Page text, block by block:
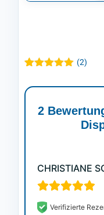
5.00von 5,
basierend
Kundenbewertungen
(2)
2
CHRISTIANE
Verifizierte